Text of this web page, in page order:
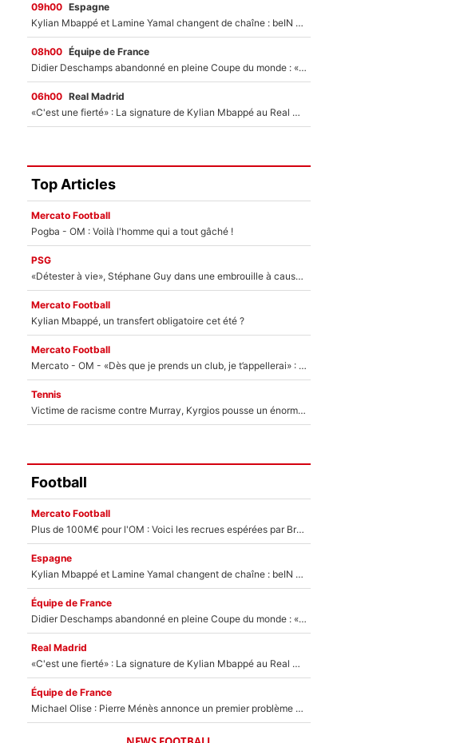
09h00 Espagne
Kylian Mbappé et Lamine Yamal changent de chaîne : beIN SPORTS ne digère pas cette décision historique et prédit un fiasco pour la Liga
08h00 Équipe de France
Didier Deschamps abandonné en pleine Coupe du monde : «La FFF était déjà passée à Zinedine Zidane»
06h00 Real Madrid
«C'est une fierté» : La signature de Kylian Mbappé au Real Madrid continue de régaler l'Espagne
Top Articles
Mercato Football
Pogba - OM : Voilà l'homme qui a tout gâché !
PSG
«Détester à vie», Stéphane Guy dans une embrouille à cause du PSG !
Mercato Football
Kylian Mbappé, un transfert obligatoire cet été ?
Mercato Football
Mercato - OM - «Dès que je prends un club, je t’appellerai» : La promesse de Marcelino au moment de claquer la porte
Tennis
Victime de racisme contre Murray, Kyrgios pousse un énorme coup de gueule !
Football
Mercato Football
Plus de 100M€ pour l'OM : Voici les recrues espérées par Bruno Genesio et Grégory Lorenzi après l’opération dégraissage
Espagne
Kylian Mbappé et Lamine Yamal changent de chaîne : beIN SPORTS ne digère pas cette décision historique et prédit un fiasco pour la Liga
Équipe de France
Didier Deschamps abandonné en pleine Coupe du monde : «La FFF était déjà passée à Zinedine Zidane»
Real Madrid
«C'est une fierté» : La signature de Kylian Mbappé au Real Madrid continue de régaler l'Espagne
Équipe de France
Michael Olise : Pierre Ménès annonce un premier problème pour Zinedine Zidane en équipe de France